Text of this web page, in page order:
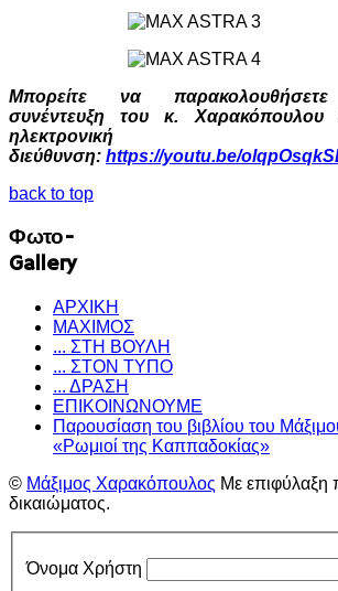
Μπορείτε να
συνέντευξη του κ. Χαρακόπουλου
ηλεκτρονική
διεύθυνση: https://youtu.be/
back to top
Φωτο-
Gallery
ΑΡΧΙΚΗ
ΜΑΧΙΜΟΣ
... ΣΤΗ ΒΟΥΛΗ
... ΣΤΟΝ ΤΥΠΟ
... ΔΡΑΣΗ
ΕΠΙΚΟΙΝΩΝΟΥΜΕ
Παρουσίαση του βιβλίου του
«Ρωμιοί της Καππαδοκίας»
© Μάξιμος Χαρακόπουλος Με επιφύλαξη
δικαιώματος.
Όνομα Χρήστη